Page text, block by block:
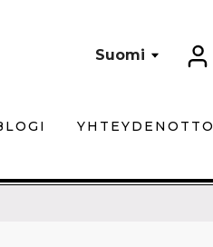
Suomi
YHTEYDENOTTO